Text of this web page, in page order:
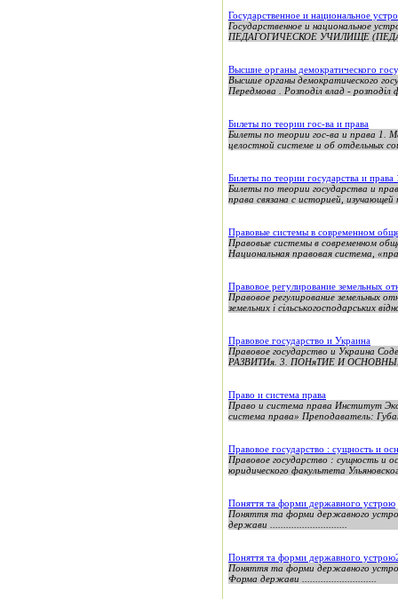
Государственное и национальное
Государственное и национальное
ПЕДАГОГИЧЕСКОЕ УЧИЛИЩЕ
Высшие органы демократического
Высшие органы
Передмова . Розподіл влад - розподіл
Билеты по теории гос-ва и права
Билеты по теории гос-ва и права 1.
целостной системе и об отдельных
Билеты по теории государства и права
Билеты по теории государства и
права связана с историей, изучающей
Правовые системы в современном
Правовые системы в современном
Национальная правовая система,
Правовое регулирование земельных
Правовое регулирование
земельних і сільськогосподарських
Правовое государство и Украина
Правовое государство и
РАЗВИТИя. 3. ПОНяТИЕ И
Право и система права
Право и система права Институт
система права» Преподаватель:
Правовое государство : сущность и
Правовое государство : сущность и
юридического факультета
Поняття та форми державного устрою
Поняття та форми державного
держави .............................
Поняття та форми державного
Поняття та форми державного
Форма держави ............................